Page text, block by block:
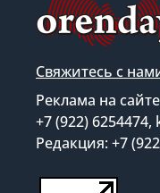
Свяжитесь с
Реклама на
+7 (922)
Редакция: +7